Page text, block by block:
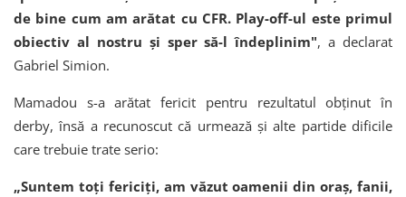
de bine cum am arătat cu CFR. Play-off-ul este primul
obiectiv al nostru și sper să-l îndeplinim", a declarat
Gabriel Simion.
Mamadou s-a arătat fericit pentru rezultatul obținut în
derby, însă a recunoscut că urmează și alte partide dificile
care trebuie trate serio:
„Suntem toți fericiți, am văzut oamenii din oraș, fanii,